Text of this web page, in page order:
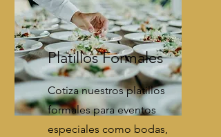
Platillos Formales
Cotiza nuestros platillos
formales para eventos
especiales como bodas,